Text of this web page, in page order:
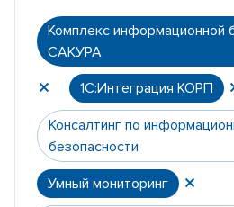
Комплекс информационной
САКУРА
1С:Интеграция КОРП
Консалтинг по
безопасности
Умный мониторинг